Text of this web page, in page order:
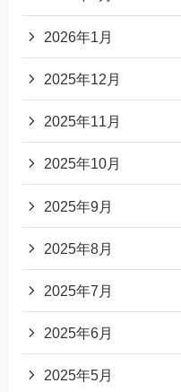
2026年1月
2025年12月
2025年11月
2025年10月
2025年9月
2025年8月
2025年7月
2025年6月
2025年5月